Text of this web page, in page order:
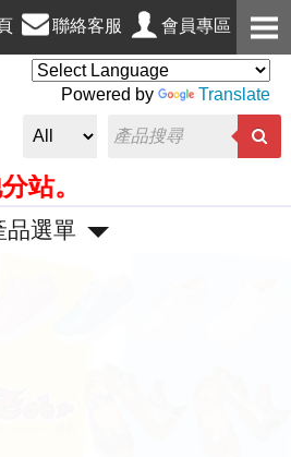
會員專區
聯絡客服
Powered by Translate
品選單